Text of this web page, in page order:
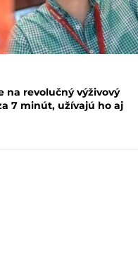
na revolučný výživový
7 minút, užívajú ho aj